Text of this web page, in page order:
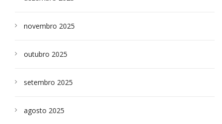
novembro 2025
outubro 2025
setembro 2025
agosto 2025